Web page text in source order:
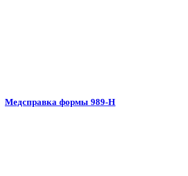
Медсправка формы 989-Н